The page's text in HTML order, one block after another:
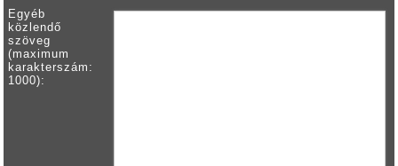
Egyéb
közlendő
szöveg
(maximum
karakterszám:
1000):